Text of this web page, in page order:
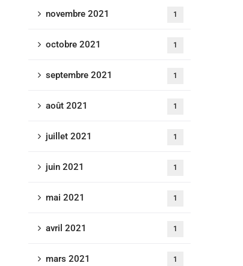
novembre 2021 1
octobre 2021 1
septembre 2021 1
août 2021 1
juillet 2021 1
juin 2021 1
mai 2021 1
avril 2021 1
mars 2021 1